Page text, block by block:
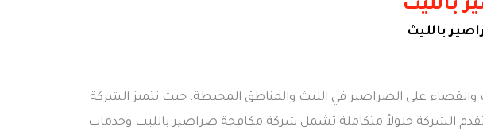
بالليث
بالليث
على الصراصير في الليث والمناطق المحيطة، حيث تتميز الشركة
الشركة حلولاً متكاملة تشمل شركة مكافحة صراصير بالليث وخدمات